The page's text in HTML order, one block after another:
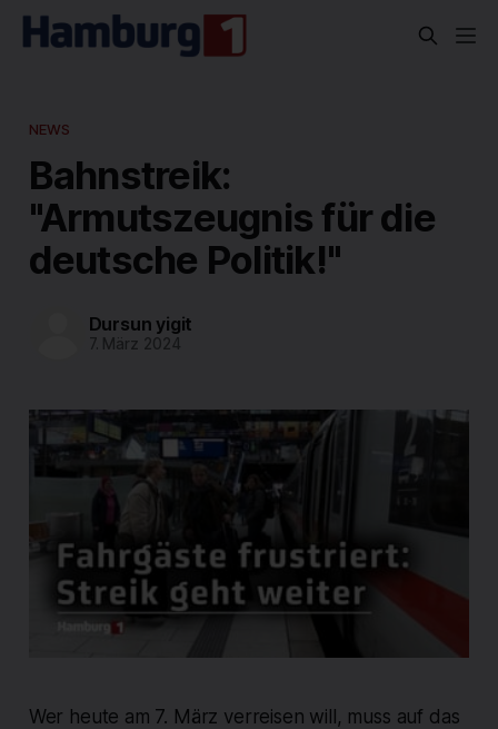
NEWS
Bahnstreik:
"Armutszeugnis für die
deutsche Politik!"
Dursun yigit
7. März 2024
Wer heute am 7. März verreisen will, muss auf das